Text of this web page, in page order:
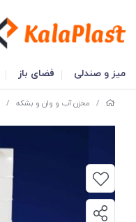
میز و صندلی فضای باز
/ مخزن آب و وان و بشکه /